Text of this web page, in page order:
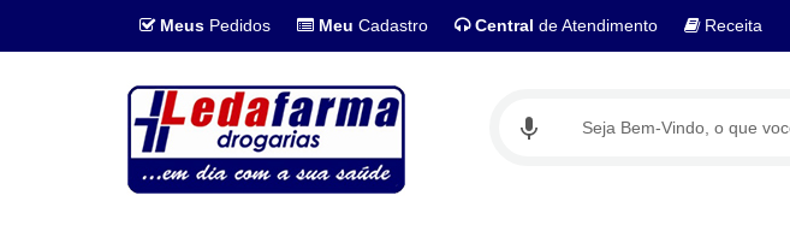
Meus Pedidos Meu Cadastro Central de Atendimento Receita